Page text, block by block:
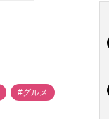
#グルメ